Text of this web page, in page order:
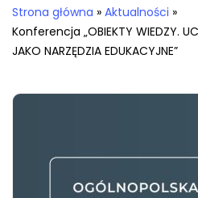
Strona główna » Aktualności »
Konferencja „OBIEKTY WIEDZY.
JAKO NARZĘDZIA EDUKACYJNE”